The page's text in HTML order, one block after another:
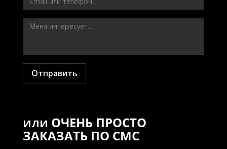
Отправить
или ОЧЕНЬ ПРОСТО
ЗАКАЗАТЬ ПО СМС